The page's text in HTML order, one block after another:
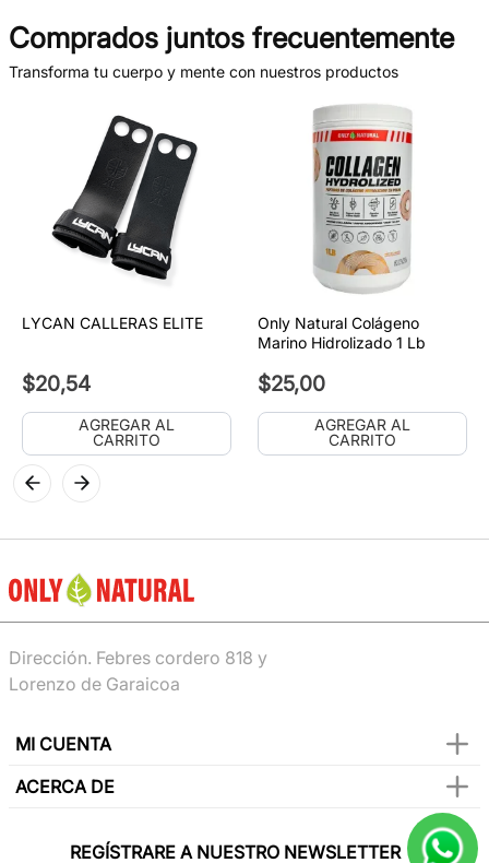
Comprados juntos frecuentemente
Transforma tu cuerpo y mente con nuestros productos
LYCAN CALLERAS ELITE
$20,54
AGREGAR AL
CARRITO
Only Natural Colágeno
Marino Hidrolizado 1 Lb
$25,00
AGREGAR AL
CARRITO
Dirección. Febres cordero 818 y
Lorenzo de Garaicoa
MI CUENTA
ACERCA DE
REGÍSTRARE A NUESTRO NEWSLETTER